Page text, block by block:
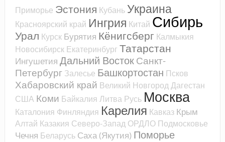
Приморье Эстония Кубань Украина
Красноярский край Ингрия Китай Сибирь
Урал Курск Бурятия Кёнигсберг Калмыкия
Новосибирск Екатеринбург Татарстан
Ингушетия Дальний Восток Санкт-
Петербург Залесье Башкортостан Псков
Хабаровский край Великий НовгородДагестан
США Коми Байкалия Литва Русь Москва
Каталония Финляндия Карелия Кавказ Крым
Алтай Казакия Северо-Запад ОРДЛО Подмосковье
Чечня Беларусь Саха (Якутия) Поморье